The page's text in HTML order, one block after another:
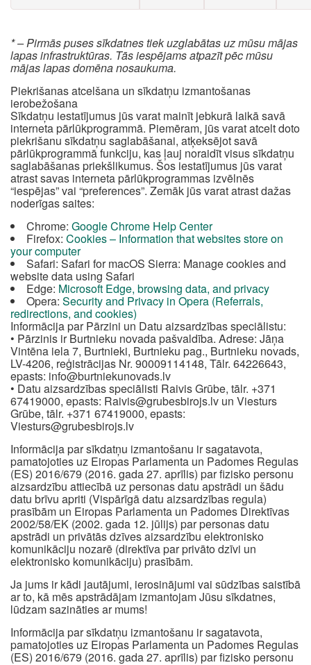
* – Pirmās puses sīkdatnes tiek uzglabātas uz mūsu mājas
lapas infrastruktūras. Tās iespējams atpazīt pēc mūsu
mājas lapas domēna nosaukuma.
Piekrišanas atcelšana un sīkdatņu izmantošanas
ierobežošana
Sīkdatņu iestatījumus jūs varat mainīt jebkurā laikā savā
interneta pārlūkprogrammā. Piemēram, jūs varat atcelt doto
piekrišanu sīkdatņu saglabāšanai, atķeksējot savā
pārlūkprogrammā funkciju, kas ļauj noraidīt visus sīkdatņu
saglabāšanas priekšlikumus. Šos iestatījumus jūs varat
atrast savas interneta pārlūkprogrammas izvēlnēs
“iespējas” vai “preferences”. Zemāk jūs varat atrast dažas
noderīgas saites:
Chrome: Google Chrome Help Center
Firefox: Cookies – Information that websites store on
your computer
Safari: Safari for macOS Sierra: Manage cookies and
website data using Safari
Edge: Microsoft Edge, browsing data, and privacy
Opera: Security and Privacy in Opera (Referrals,
redirections, and cookies)
Informācija par Pārzini un Datu aizsardzības speciālistu:
• Pārzinis ir Burtnieku novada pašvaldība. Adrese: Jāņa
Vintēna iela 7, Burtnieki, Burtnieku pag., Burtnieku novads,
LV-4206, reģistrācijas Nr. 90009114148, Tālr. 64226643,
epasts: info@burtniekunovads.lv
• Datu aizsardzības speciālisti Raivis Grūbe, tālr. +371
67419000, epasts: Raivis@grubesbirojs.lv un Viesturs
Grūbe, tālr. +371 67419000, epasts:
Viesturs@grubesbirojs.lv
Informācija par sīkdatņu izmantošanu ir sagatavota,
pamatojoties uz Eiropas Parlamenta un Padomes Regulas
(ES) 2016/679 (2016. gada 27. aprīlis) par fizisko personu
aizsardzību attiecībā uz personas datu apstrādi un šādu
datu brīvu apriti (Vispārīgā datu aizsardzības regula)
prasībām un Eiropas Parlamenta un Padomes Direktīvas
2002/58/EK (2002. gada 12. jūlijs) par personas datu
apstrādi un privātās dzīves aizsardzību elektronisko
komunikāciju nozarē (direktīva par privāto dzīvi un
elektronisko komunikāciju) prasībām.
Ja jums ir kādi jautājumi, ierosinājumi vai sūdzības saistībā
ar to, kā mēs apstrādājam izmantojam Jūsu sīkdatnes,
lūdzam sazināties ar mums!
Informācija par sīkdatņu izmantošanu ir sagatavota,
pamatojoties uz Eiropas Parlamenta un Padomes Regulas
(ES) 2016/679 (2016. gada 27. aprīlis) par fizisko personu